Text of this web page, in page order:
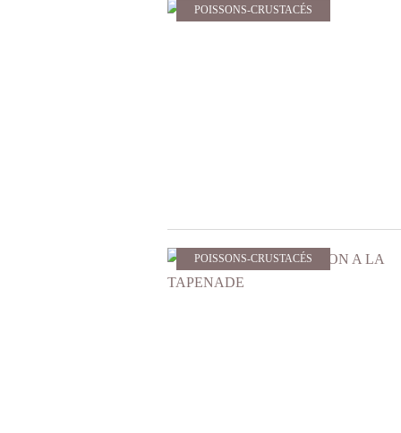
POISSONS-CRUSTACÉS
POISSONS-CRUSTACÉS